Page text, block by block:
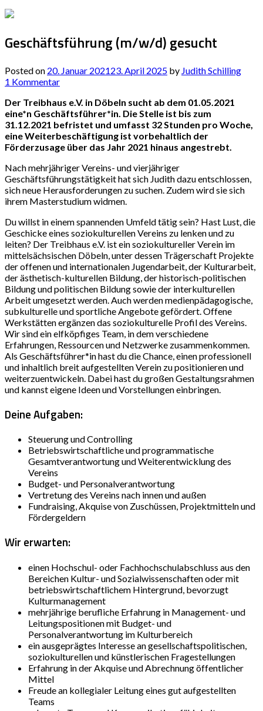
Geschäftsführung (m/w/d) gesucht
Posted on 20. Januar 202123. April 2025 by Judith Schilling
1 Kommentar
Der Treibhaus e.V. in Döbeln sucht ab dem 01.05.2021
eine*n Geschäftsführer*in. Die Stelle ist bis zum
31.12.2021 befristet und umfasst 32 Stunden pro Woche,
eine Weiterbeschäftigung ist vorbehaltlich der
Förderzusage über das Jahr 2021 hinaus angestrebt.
Nach mehrjähriger Vereins- und vierjähriger
Geschäftsführungstätigkeit hat sich Judith dazu entschlossen,
sich neue Herausforderungen zu suchen. Zudem wird sie sich
ihrem Masterstudium widmen.
Du willst in einem spannenden Umfeld tätig sein? Hast Lust, die
Geschicke eines soziokulturellen Vereins zu lenken und zu
leiten? Der Treibhaus e.V. ist ein soziokultureller Verein im
mittelsächsischen Döbeln, unter dessen Trägerschaft Projekte
der offenen und internationalen Jugendarbeit, der Kulturarbeit,
der ästhetisch-kulturellen Bildung, der historisch-politischen
Bildung und politischen Bildung sowie der interkulturellen
Arbeit umgesetzt werden. Auch werden medienpädagogische,
subkulturelle und sportliche Angebote gefördert. Offene
Werkstätten ergänzen das soziokulturelle Profil des Vereins.
Wir sind ein elfköpfiges Team, in dem verschiedene
Erfahrungen, Ressourcen und Netzwerke zusammenkommen.
Als Geschäftsführer*in hast du die Chance, einen professionell
und inhaltlich breit aufgestellten Verein zu positionieren und
weiterzuentwickeln. Dabei hast du großen Gestaltungsrahmen
und kannst eigene Ideen und Vorstellungen einbringen.
Deine Aufgaben:
Steuerung und Controlling
Betriebswirtschaftliche und programmatische
Gesamtverantwortung und Weiterentwicklung des
Vereins
Budget- und Personalverantwortung
Vertretung des Vereins nach innen und außen
Fundraising, Akquise von Zuschüssen, Projektmitteln und
Fördergeldern
Wir erwarten:
einen Hochschul- oder Fachhochschulabschluss aus den
Bereichen Kultur- und Sozialwissenschaften oder mit
betriebswirtschaftlichem Hintergrund, bevorzugt
Kulturmanagement
mehrjährige berufliche Erfahrung in Management- und
Leitungspositionen mit Budget- und
Personalverantwortung im Kulturbereich
ein ausgeprägtes Interesse an gesellschaftspolitischen,
soziokulturellen und künstlerischen Fragestellungen
Erfahrung in der Akquise und Abrechnung öffentlicher
Mittel
Freude an kollegialer Leitung eines gut aufgestellten
Teams